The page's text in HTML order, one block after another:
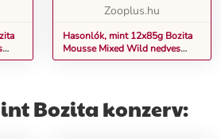
Zooplus.hu
Hasonlók, mint 12x85g Bozita
Mousse Mixed Wild nedves
macskatáp mix
Bozita konzerv: